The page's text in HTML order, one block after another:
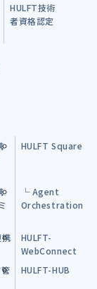
HULFT技術
者資格認定
HULFT Square
└ Agent
Orchestration
携
HULFT-
WebConnect
管
HULFT-HUB